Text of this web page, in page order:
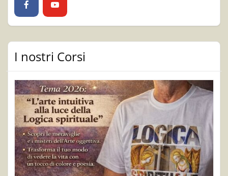
I nostri Corsi